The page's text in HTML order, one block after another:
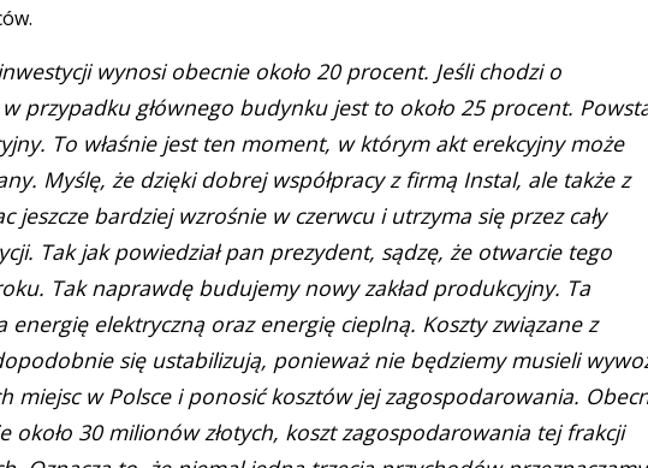
wynosi obecnie około 20 procent. Jeśli chodzi o
przypadku głównego budynku jest to około 25 procent.
To właśnie jest ten moment, w którym akt erekcyjny może
Myślę, że dzięki dobrej współpracy z firmą Instal, ale także z
bardziej wzrośnie w czerwcu i utrzyma się przez cały
Tak jak powiedział pan prezydent, sądzę, że otwarcie tego
Tak naprawdę budujemy nowy zakład produkcyjny. Ta
energię elektryczną oraz energię cieplną. Koszty związane z
się ustabilizują, ponieważ nie będziemy musieli
miejsc w Polsce i ponosić kosztów jej zagospodarowania.
około 30 milionów złotych, koszt zagospodarowania tej frakcji